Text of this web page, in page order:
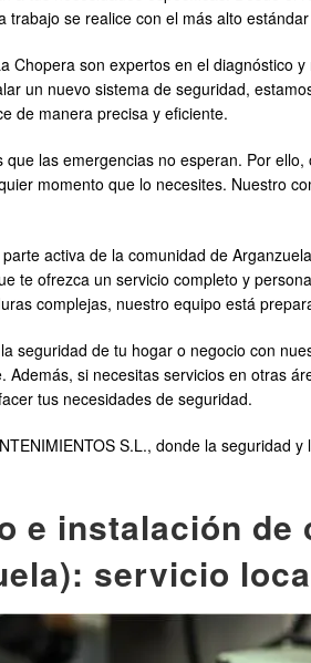
trabajo se realice con el más alto
Chopera son expertos en el diagnóstico
un nuevo sistema de seguridad,
de manera precisa y eficiente.
que las emergencias no esperan. Por
momento que lo necesites. Nuestro
activa de la comunidad de
te ofrezca un servicio completo y
complejas, nuestro equipo está
seguridad de tu hogar o negocio con
Además, si necesitas servicios en otras
tus necesidades de seguridad.
S.L., donde la seguridad
e instalación de
servicio